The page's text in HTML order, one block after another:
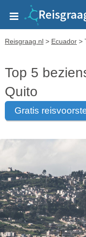
Reisgraag.nl > Ecuador >
Top 5
Quito
gratis